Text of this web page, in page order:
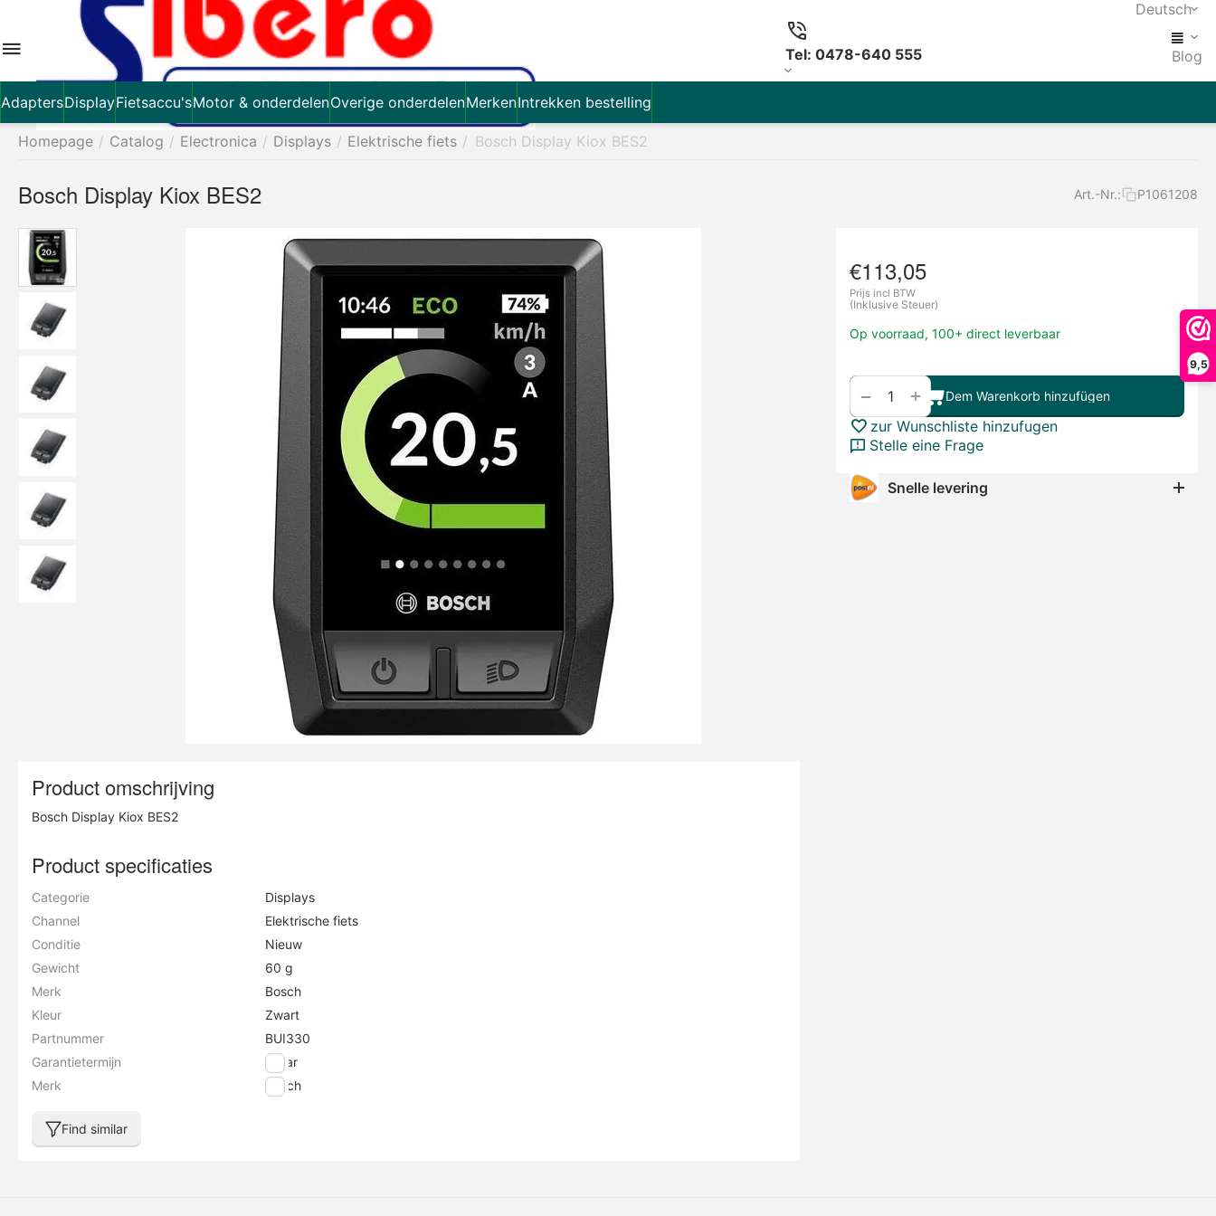
9,5
Deutsch
Tel: 0478-640 555 Blog
AdaptersDisplayFietsaccu'sMotor & onderdelenOverige onderdelenMerkenIntrekken bestelling
Homepage / Catalog / Electronica / Displays / Elektrische fiets / Bosch Display Kiox BES2
Bosch Display Kiox BES2 Art.-Nr.: P1061208
€113,05
Prijs incl BTW
(Inklusive Steuer)
Op voorraad, 100+ direct leverbaar
+
− Dem Warenkorb hinzufügen
zur Wunschliste hinzufugen
Stelle eine Frage
Snelle levering
Product omschrijving
Bosch Display Kiox BES2
Product specificaties
Categorie
Displays
Channel
Elektrische fiets
Conditie
Nieuw
Gewicht
60 g
Merk
Bosch
Kleur
Zwart
Partnummer
BUI330
Garantietermijn
2 jaar
Merk
Bosch
Find similar